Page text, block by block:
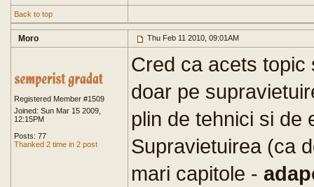
Back to top
Moro Thu Feb 11 2010, 09:01AM
Registered Member #1509
Joined: Sun Mar 15 2009,
12:15PM
Posts: 77
Thanked 2 time in 2 post
Cred ca acets
doar pe
plin de tehnici si de
Supravietuirea (ca
mari capitole -